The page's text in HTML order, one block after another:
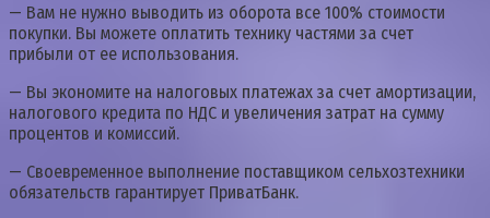
— Вам не нужно выводить из оборота все 100% стоимости
покупки. Вы можете оплатить технику частями за счет
прибыли от ее использования.
— Вы экономите на налоговых платежах за счет амортизации,
налогового кредита по НДС и увеличения затрат на сумму
процентов и комиссий.
— Своевременное выполнение поставщиком сельхозтехники
обязательств гарантирует ПриватБанк.